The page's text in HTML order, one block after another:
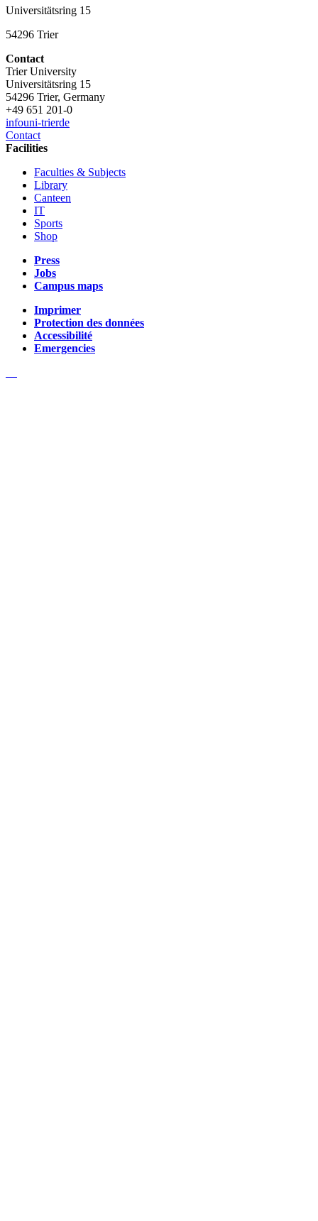
Universitätsring 15
54296 Trier
Contact
Trier University
Universitätsring 15
54296 Trier, Germany
+49 651 201-0
infouni-trierde
Contact
Facilities
Faculties & Subjects
Library
Canteen
IT
Sports
Shop
Press
Jobs
Campus maps
Imprimer
Protection des données
Accessibilité
Emergencies